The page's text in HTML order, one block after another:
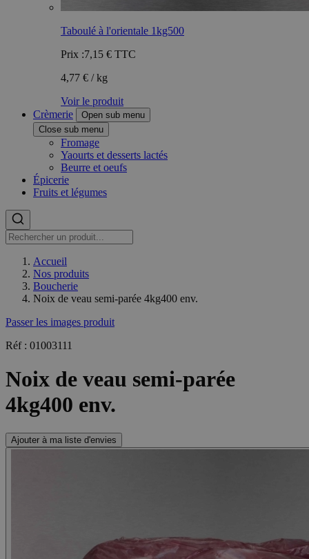
Taboulé à l'orientale 1kg500
Prix :7,15 € TTC
4,77 € / kg
Voir le produit
Crèmerie
Open sub menu
Close sub menu
Fromage
Yaourts et desserts lactés
Beurre et oeufs
Épicerie
Fruits et légumes
Accueil
Nos produits
Boucherie
Noix de veau semi-parée 4kg400 env.
Passer les images produit
Réf : 01003111
Noix de veau semi-parée
4kg400 env.
Ajouter à ma liste d'envies